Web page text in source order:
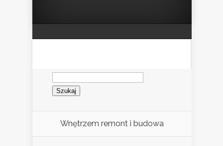
Szukaj:
Wnętrzem remont i budowa